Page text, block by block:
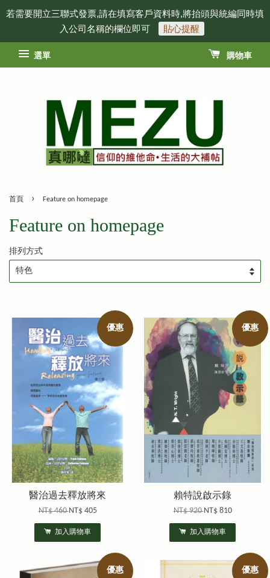
若需要開立三聯式發票,請在填寫客戶資料時,將抬頭與統編同時填
入公司名稱的欄位即可
貼心提醒
選單 購物車
首頁 › Feature on homepage
Feature on homepage
排列方式
優惠
醫治過去釋放將來
NT$ 460NT$ 405
加入購物車
優惠
賴特說啟示錄
NT$ 920NT$ 810
加入購物車
優惠 優惠